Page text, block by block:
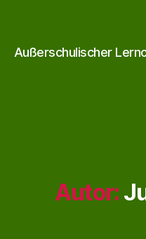
Außerschulischer
Autor: